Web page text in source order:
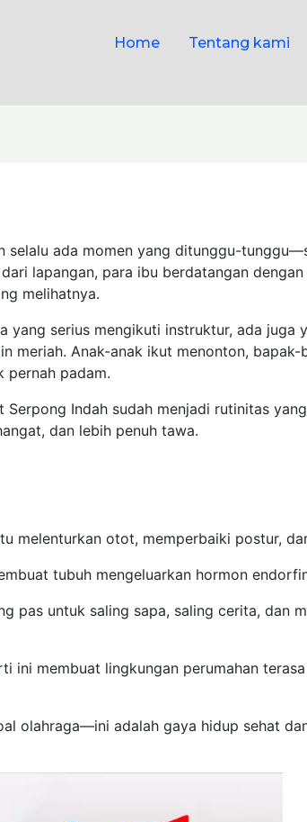
Home Tentang kami
selalu ada momen yang ditunggu-
lapangan, para ibu berdatangan
melihatnya.
yang serius mengikuti instruktur, ada juga
meriah. Anak-anak ikut menonton,
pernah padam.
Indah sudah menjadi rutinitas
dan lebih penuh tawa.
melenturkan otot, memperbaiki postur,
tubuh mengeluarkan hormon
pas untuk saling sapa, saling cerita, dan
ini membuat lingkungan perumahan
olahraga—ini adalah gaya hidup sehat